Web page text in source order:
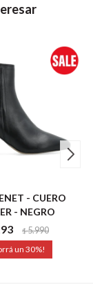
- CUERO
- NEGRO
$5.990
30